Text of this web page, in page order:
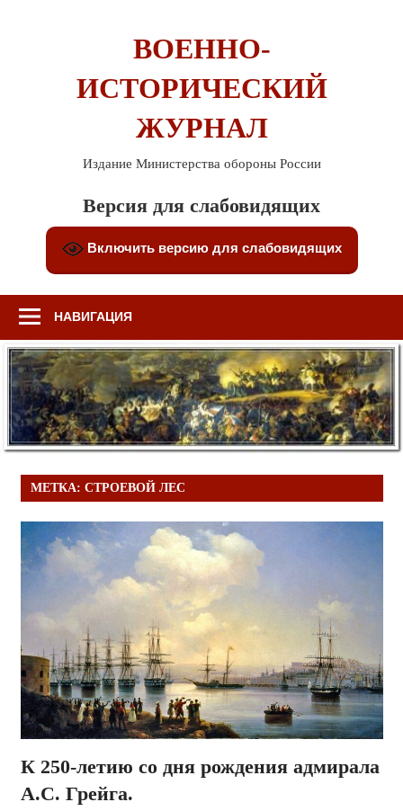
ВОЕННО-
ИСТОРИЧЕСКИЙ
ЖУРНАЛ
Издание Министерства обороны России
Версия для слабовидящих
Включить версию для слабовидящих
НАВИГАЦИЯ
МЕТКА: СТРОЕВОЙ ЛЕС
К 250-летию со дня рождения адмирала
А.С. Грейга.